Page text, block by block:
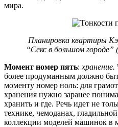
мира.
Планировка квартиры
“Секс в большом
Момент номер пять: хранение.
более продуманным должно
моменту номер ноль: для
хранения нужно заранее
хранить и где. Речь идет не
технике, чемоданах,
коллекции моделей машинок в